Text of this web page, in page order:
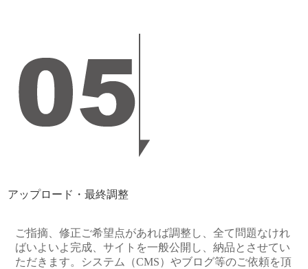
アップロード・最終調整
ご指摘、修正ご希望点があれば調整し、全て問題なけれ
ばいよいよ完成、サイトを一般公開し、納品とさせてい
ただきます。システム（CMS）やブログ等のご依頼を頂